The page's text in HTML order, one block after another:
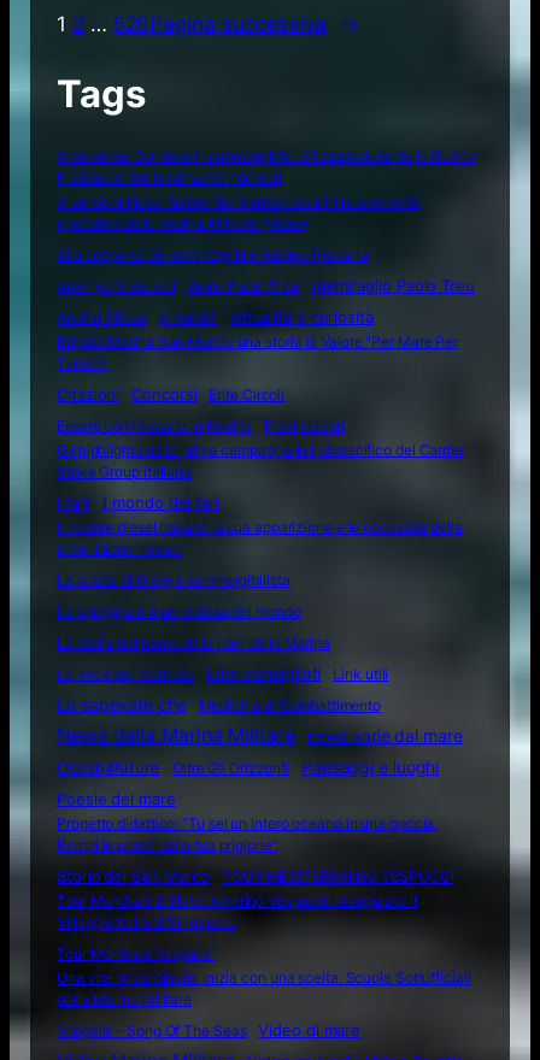
1 2 … 526Pagina successiva →
Tags
A bordo del Dandolo il sommergibile utilizzato durante la Guerra
Fredda contro le minacce nucleari
A bordo di Nave Raimondo Montecuccoli il nuovo volto
operativo della Marina Militare (Video)
Alla scoperta del sommergibile Andrea Provana
Amerigo Vespucci
Amm. Paolo Treu
Ammiraglio Paolo Treu
Analisi Difesa
Aneddoti Attualità e curiosità
Brigata Marina San Marco: una storia di Valore "Per Mare Per
Terram"
Citazioni
Concorsi
Ente Circoli
Essere commissario in Marina
Frasi celebri
Gli highlights della prima campagna in Indopacifico del Carrier
Strike Group italiano
I fari
Il mondo dei fari
Il motore diesel navale: la sua apparizione e le necessità della
propulsione navale
La scelta di Giorgia sommergibilista
La spiaggia più pericolosa del mondo
La storia nel nome delle navi della Marina
La voce del marinaio
Libri consigliati Link utili
Lo sapevate che Medicina di Combattimento
News dalla Marina Militare
news varie dal mare
Ocean4future
Oltre Gli Orizzonti
Paesaggi e luoghi
Poesie del mare
Progetto didattico: “Tu sei un intero oceano in una goccia.
Rompi le pareti della tua prigione”
Storia del San Marco
TOUR MEDITERRANEO VESPUCCI
Tour Mondiale di Nave Amerigo Vespucci: inaugurato il
Villaggio Italia di Singapore
Tour Mondiale Vespucci
Una vita straordinaria inizia con una scelta: Scuola Sottufficiali
della Marina Militare
Vangelis – Song Of The Seas
Video di mare